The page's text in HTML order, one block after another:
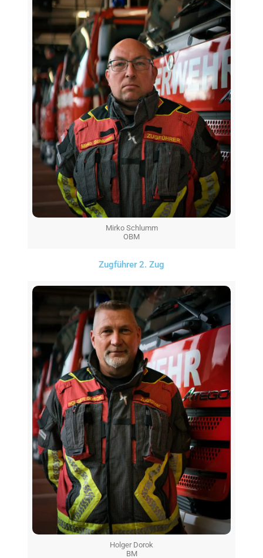
Mirko Schlumm
OBM
Zugführer 2. Zug
Holger Dorok
BM